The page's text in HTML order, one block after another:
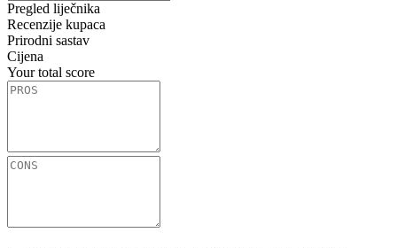
Pregled liječnika
Recenzije kupaca
Prirodni sastav
Cijena
Your total score